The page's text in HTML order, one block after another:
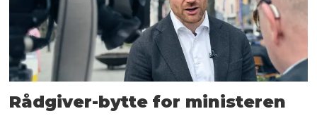
Rådgiver-bytte for ministeren